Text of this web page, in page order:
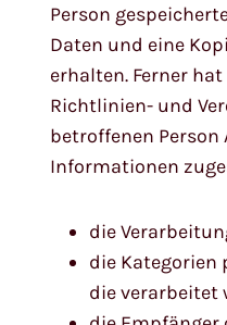
Person
Daten und eine
erhalten. Ferner
Richtlinien- und
betroffenen
Informationen
die
die Kategorien
die verarbeitet